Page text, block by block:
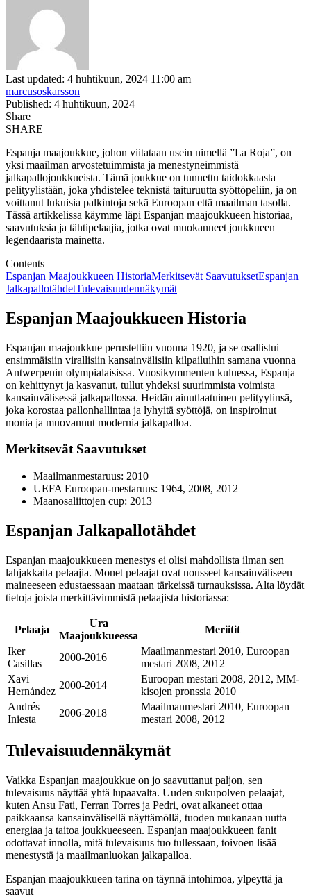
Last updated: 4 huhtikuun, 2024 11:00 am
marcusoskarsson
Published: 4 huhtikuun, 2024
Share
SHARE
Espanja maajoukkue, johon viitataan usein nimellä ”La Roja”, on
yksi maailman arvostetuimmista ja menestyneimmistä
jalkapallojoukkueista. Tämä joukkue on tunnettu taidokkaasta
pelityylistään, joka yhdistelee teknistä taituruutta syöttöpeliin, ja on
voittanut lukuisia palkintoja sekä Euroopan että maailman tasolla.
Tässä artikkelissa käymme läpi Espanjan maajoukkueen historiaa,
saavutuksia ja tähtipelaajia, jotka ovat muokanneet joukkueen
legendaarista mainetta.
Contents
Espanjan Maajoukkueen HistoriaMerkitsevät SaavutuksetEspanjan
JalkapallotähdetTulevaisuudennäkymät
Espanjan Maajoukkueen Historia
Espanjan maajoukkue perustettiin vuonna 1920, ja se osallistui
ensimmäisiin virallisiin kansainvälisiin kilpailuihin samana vuonna
Antwerpenin olympialaisissa. Vuosikymmenten kuluessa, Espanja
on kehittynyt ja kasvanut, tullut yhdeksi suurimmista voimista
kansainvälisessä jalkapallossa. Heidän ainutlaatuinen pelityylinsä,
joka korostaa pallonhallintaa ja lyhyitä syöttöjä, on inspiroinut
monia ja muovannut modernia jalkapalloa.
Merkitsevät Saavutukset
Maailmanmestaruus: 2010
UEFA Euroopan-mestaruus: 1964, 2008, 2012
Maanosaliittojen cup: 2013
Espanjan Jalkapallotähdet
Espanjan maajoukkueen menestys ei olisi mahdollista ilman sen
lahjakkaita pelaajia. Monet pelaajat ovat nousseet kansainväliseen
maineeseen edustaessaan maataan tärkeissä turnauksissa. Alta löydät
tietoja joista merkittävimmistä pelaajista historiassa:
Pelaaja
Ura
Maajoukkueessa
Meriitit
Iker
Casillas
2000-2016
Maailmanmestari 2010, Euroopan
mestari 2008, 2012
Xavi
Hernández
2000-2014
Euroopan mestari 2008, 2012, MM-
kisojen pronssia 2010
Andrés
Iniesta
2006-2018
Maailmanmestari 2010, Euroopan
mestari 2008, 2012
Tulevaisuudennäkymät
Vaikka Espanjan maajoukkue on jo saavuttanut paljon, sen
tulevaisuus näyttää yhtä lupaavalta. Uuden sukupolven pelaajat,
kuten Ansu Fati, Ferran Torres ja Pedri, ovat alkaneet ottaa
paikkaansa kansainvälisellä näyttämöllä, tuoden mukanaan uutta
energiaa ja taitoa joukkueeseen. Espanjan maajoukkueen fanit
odottavat innolla, mitä tulevaisuus tuo tullessaan, toivoen lisää
menestystä ja maailmanluokan jalkapalloa.
Espanjan maajoukkueen tarina on täynnä intohimoa, ylpeyttä ja
saavut